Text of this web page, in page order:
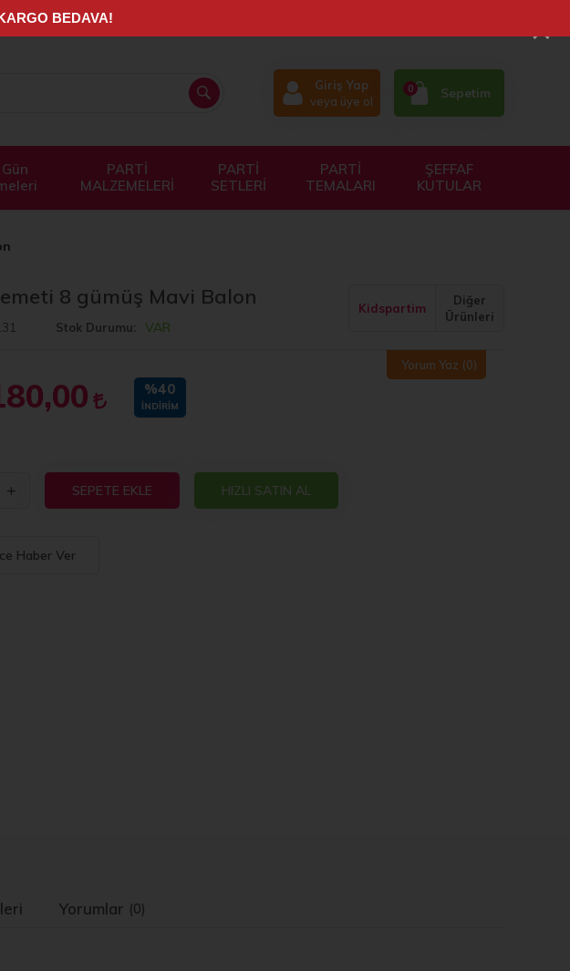
Giriş Yap
veya üye ol
0 Sepetim
PARTİ
MALZEMELERİ
PARTİ
SETLERİ
PARTİ
TEMALARI
ŞEFFAF
KUTULAR
8 gümüş Mavi Balon Kidspartim
Diğer
Ürünleri
Stok Durumu VAR
Yorum Yaz (0)
%40
İNDIRIM
SEPETE EKLE HIZLI SATIN AL
Haber Ver
Yorumlar (0)
×